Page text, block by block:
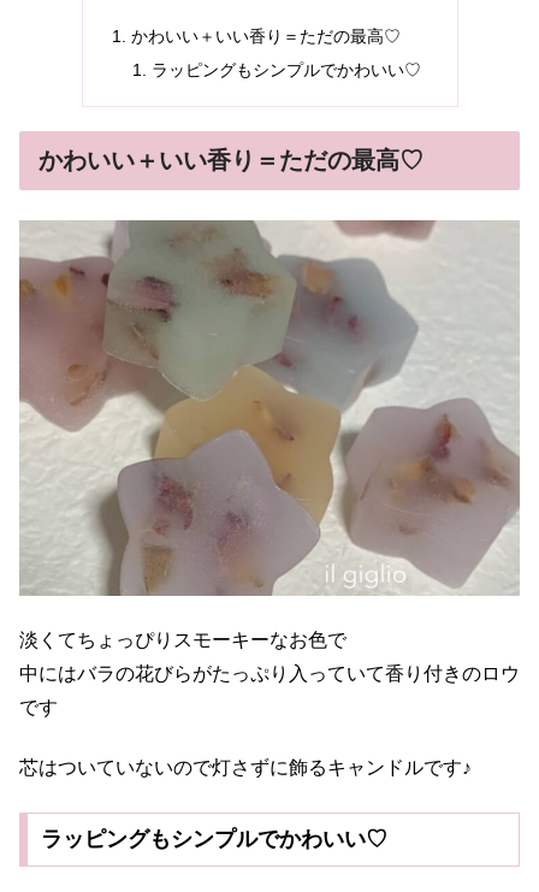
かわいい＋いい香り＝ただの最高♡
ラッピングもシンプルでかわいい♡
かわいい＋いい香り＝ただの最高♡
淡くてちょっぴりスモーキーなお色で
中にはバラの花びらがたっぷり入っていて香り付きのロウ
です
芯はついていないので灯さずに飾るキャンドルです♪
ラッピングもシンプルでかわいい♡